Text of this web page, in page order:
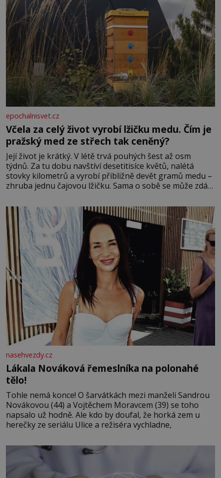
epochalnisvet.cz
Včela za celý život vyrobí lžičku medu. Čím je
pražský med ze střech tak ceněný?
Její život je krátký. V létě trvá pouhých šest až osm
týdnů. Za tu dobu navštíví desetitisíce květů, nalétá
stovky kilometrů a vyrobí přibližně devět gramů medu –
zhruba jednu čajovou lžičku. Sama o sobě se může zdát
tisíc příslušnic svého včelstva, vznikne jeden z
nejdokonalejších organismů
nasehvezdy.cz
Lákala Nováková řemeslníka na polonahé
tělo!
Tohle nemá konce! O šarvátkách mezi manželi Sandrou
Novákovou (44) a Vojtěchem Moravcem (39) se toho
napsalo už hodně. Ale kdo by doufal, že horká zem u
herečky ze seriálu Ulice a režiséra vychladne,